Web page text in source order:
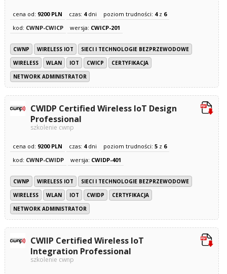
cena od: 9200 PLN czas: 4dni poziom trudności: 4z 6
kod: CWNP-CWICP wersja: CWICP-201
CWNP WIRELESS IOT
SIECI I TECHNOLOGIE BEZPRZEWODOWE
WIRELESS
WLAN IOT CWICP
CERTYFIKACJA
NETWORK ADMINISTRATOR
CWIDP Certified Wireless IoT Design
Professional
szkolenie cwnp
cena od: 9200 PLN czas: 4dni poziom trudności: 5z 6
kod: CWNP-CWIDP wersja: CWIDP-401
CWNP WIRELESS IOT
SIECI I TECHNOLOGIE BEZPRZEWODOWE
WIRELESS
WLAN IOT CWIDP
CERTYFIKACJA
NETWORK ADMINISTRATOR
CWIIP Certified Wireless IoT
Integration Professional
szkolenie cwnp